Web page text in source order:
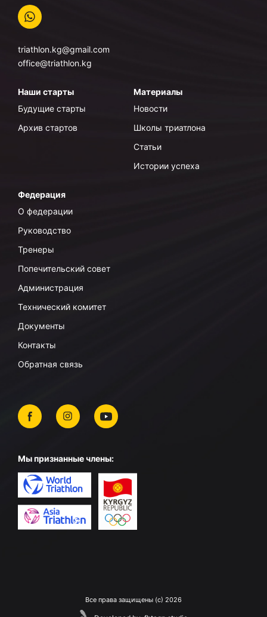
triathlon.kg@gmail.com
office@triathlon.kg
Наши старты
Будущие старты
Архив стартов
Материалы
Новости
Школы триатлона
Статьи
Истории успеха
Федерация
О федерации
Руководство
Тренеры
Попечительский совет
Администрация
Технический комитет
Документы
Контакты
Обратная связь
Мы признанные члены:
Все права защищены (c) 2026